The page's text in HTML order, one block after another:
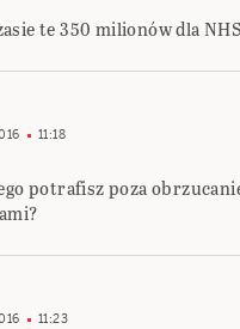
te 350 milionów dla
11:18
potrafisz poza
11:23